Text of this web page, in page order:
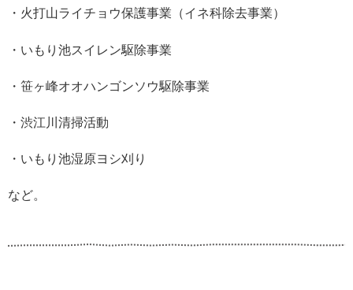
・火打山ライチョウ保護事業（イネ科除去事業）
・いもり池スイレン駆除事業
・笹ヶ峰オオハンゴンソウ駆除事業
・渋江川清掃活動
・いもり池湿原ヨシ刈り
など。